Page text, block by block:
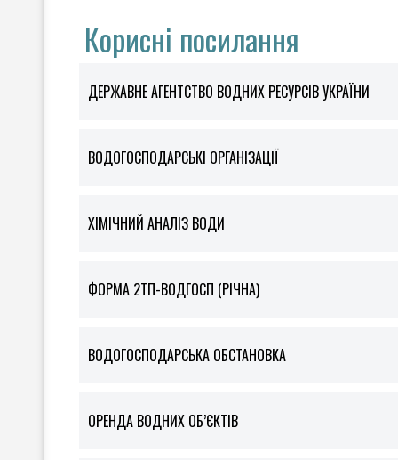
Корисні посилання
ДЕРЖАВНЕ АГЕНТСТВО ВОДНИХ РЕСУРСІВ УКРАЇНИ
ВОДОГОСПОДАРСЬКІ ОРГАНІЗАЦІЇ
ХІМІЧНИЙ АНАЛІЗ ВОДИ
ФOРМА 2ТП-ВОДГОСП (РІЧНА)
ВОДОГОСПОДАРСЬКА ОБСТАНОВКА
ОРЕНДА ВОДНИХ ОБ’ЄКТІВ